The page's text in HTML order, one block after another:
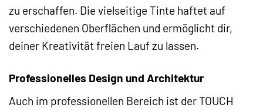
zu erschaffen. Die vielseitige Tinte haftet auf
verschiedenen Oberflächen und ermöglicht dir,
deiner Kreativität freien Lauf zu lassen.
Professionelles Design und Architektur
Auch im professionellen Bereich ist der TOUCH